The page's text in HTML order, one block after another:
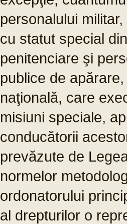
personalului
cu statut special
penitenciare şi
publice de
naţională, care
misiuni speciale,
conducătorii
prevăzute de
normelor
ordonatorului
al drepturilor o